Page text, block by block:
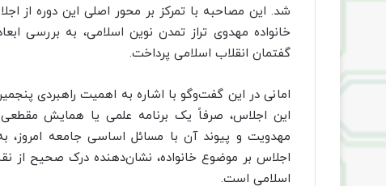
شد. این مصاحبه با تمرکز بر محور اصلی این دوره از
خانواده مهدوی تراز تمدن نوین اسلامی، به بررسی
گفتمان انقلاب اسلامی پرداخت.
امانی در این گفت‌وگو با اشاره به اهمیت راهبردی
این اجلاس، صرفاً یک برنامه علمی یا همایش
مهدویت و پیوند آن با مسائل اساسی جامعه امروز،
اجلاس بر موضوع خانواده، نشان‌دهنده درک صحیح از
اسلامی است.